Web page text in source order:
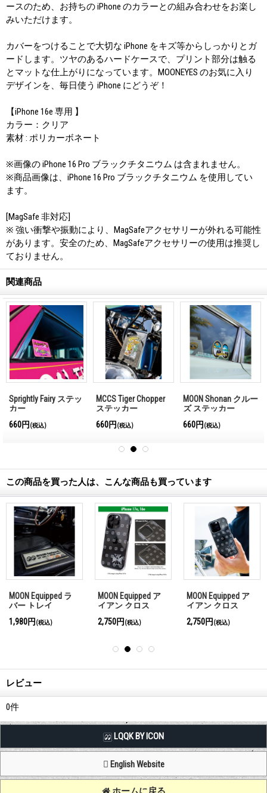
ースのため、お持ちの iPhone のカラーとの組み合わせをお楽し
みいただけます。
カバーをつけることで大切な iPhone をキズ等からしっかりとガ
ードします。ツヤのあるハードケースで、プリント部分は触る
とマットな仕上がりになっています。MOONEYES のお気に入り
デザインを、毎日使う iPhone にどうぞ！
【iPhone 16e 専用 】
カラー：クリア
素材 : ポリカーボネート
※画像の iPhone 16 Pro ブラックチタニウム は含まれません。
※商品画像は、iPhone 16 Pro ブラックチタニウム を使用してい
ます。
[MagSafe 非対応]
※ 強い衝撃や振動により、MagSafeアクセサリーが外れる可能性
があります。安全のため、MagSafeアクセサリーの使用は推奨し
ておりません。
関連商品
Sprightly Fairy ステッ
カー
660円 (税込)
MCCS Tiger Chopper
ステッカー
660円 (税込)
MOON Shonan クルー
ズ ステッカー
660円 (税込)
この商品を買った人は、こんな商品も買っています
MOON Equipped ラ
バー トレイ
1,980円 (税込)
MOON Equipped ア
イアン クロス
ードケース クリア
2,750円 (税込)
MOON Equipped ア
イアン クロス
ドケース クリア
2,750円 (税込)
レビュー
0件
LQQK BY ICON
English Website